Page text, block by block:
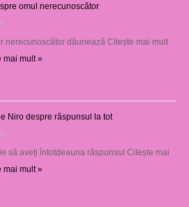
omul nerecunoscător
nerecunoscător dăunează Citește mai mult
mai mult »
Niro despre răspunsul la tot
să aveți întotdeauna răspunsul Citește mai
mai mult »